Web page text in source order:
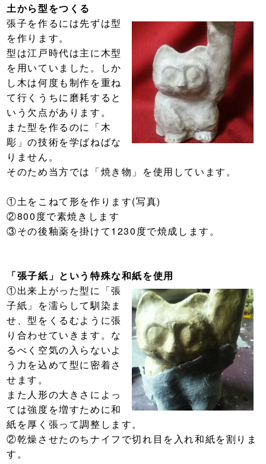
土から型をつくる
張子を作るには先ずは型
を作ります。
型は江戸時代は主に木型
を用いていました。しか
し木は何度も制作を重ね
て行くうちに磨耗すると
いう欠点があります。
また型を作るのに「木
彫」の技術を学ばねばな
りません。
そのため当方では「焼き物」を使用しています。
①土をこねて形を作ります(写真)
②800度で素焼きします
③その後釉薬を掛けて1230度で焼成します。
「張子紙」という特殊な和紙を使用
①出来上がった型に「張
子紙」を濡らして馴染ま
せ、型をくるむように張
り合わせていきます。な
るべく空気の入らないよ
う力を込めて型に密着さ
せます。
また人形の大きさによっ
ては強度を増すために和
紙を厚く張って調整します。
②乾燥させたのちナイフで切れ目を入れ和紙を割りま
す。